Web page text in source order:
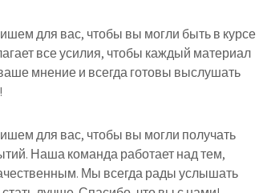
для вас, чтобы вы могли быть в курсе
все усилия, чтобы каждый материал
мнение и всегда готовы выслушать
для вас, чтобы вы могли получать
Наша команда работает над тем,
Мы всегда рады услышать